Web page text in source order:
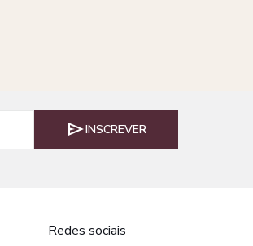
INSCREVER
Redes sociais